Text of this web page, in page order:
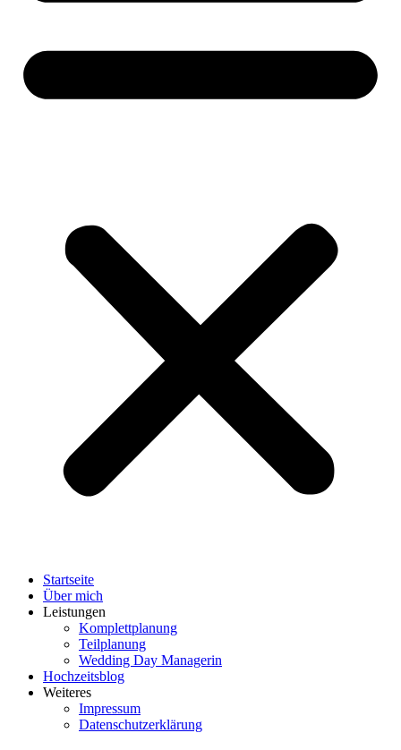
Startseite
Über mich
Leistungen
Komplettplanung
Teilplanung
Wedding Day Managerin
Hochzeitsblog
Weiteres
Impressum
Datenschutzerklärung